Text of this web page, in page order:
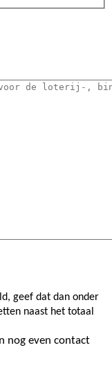
geef dat dan onder
naast het totaal
nog even contact